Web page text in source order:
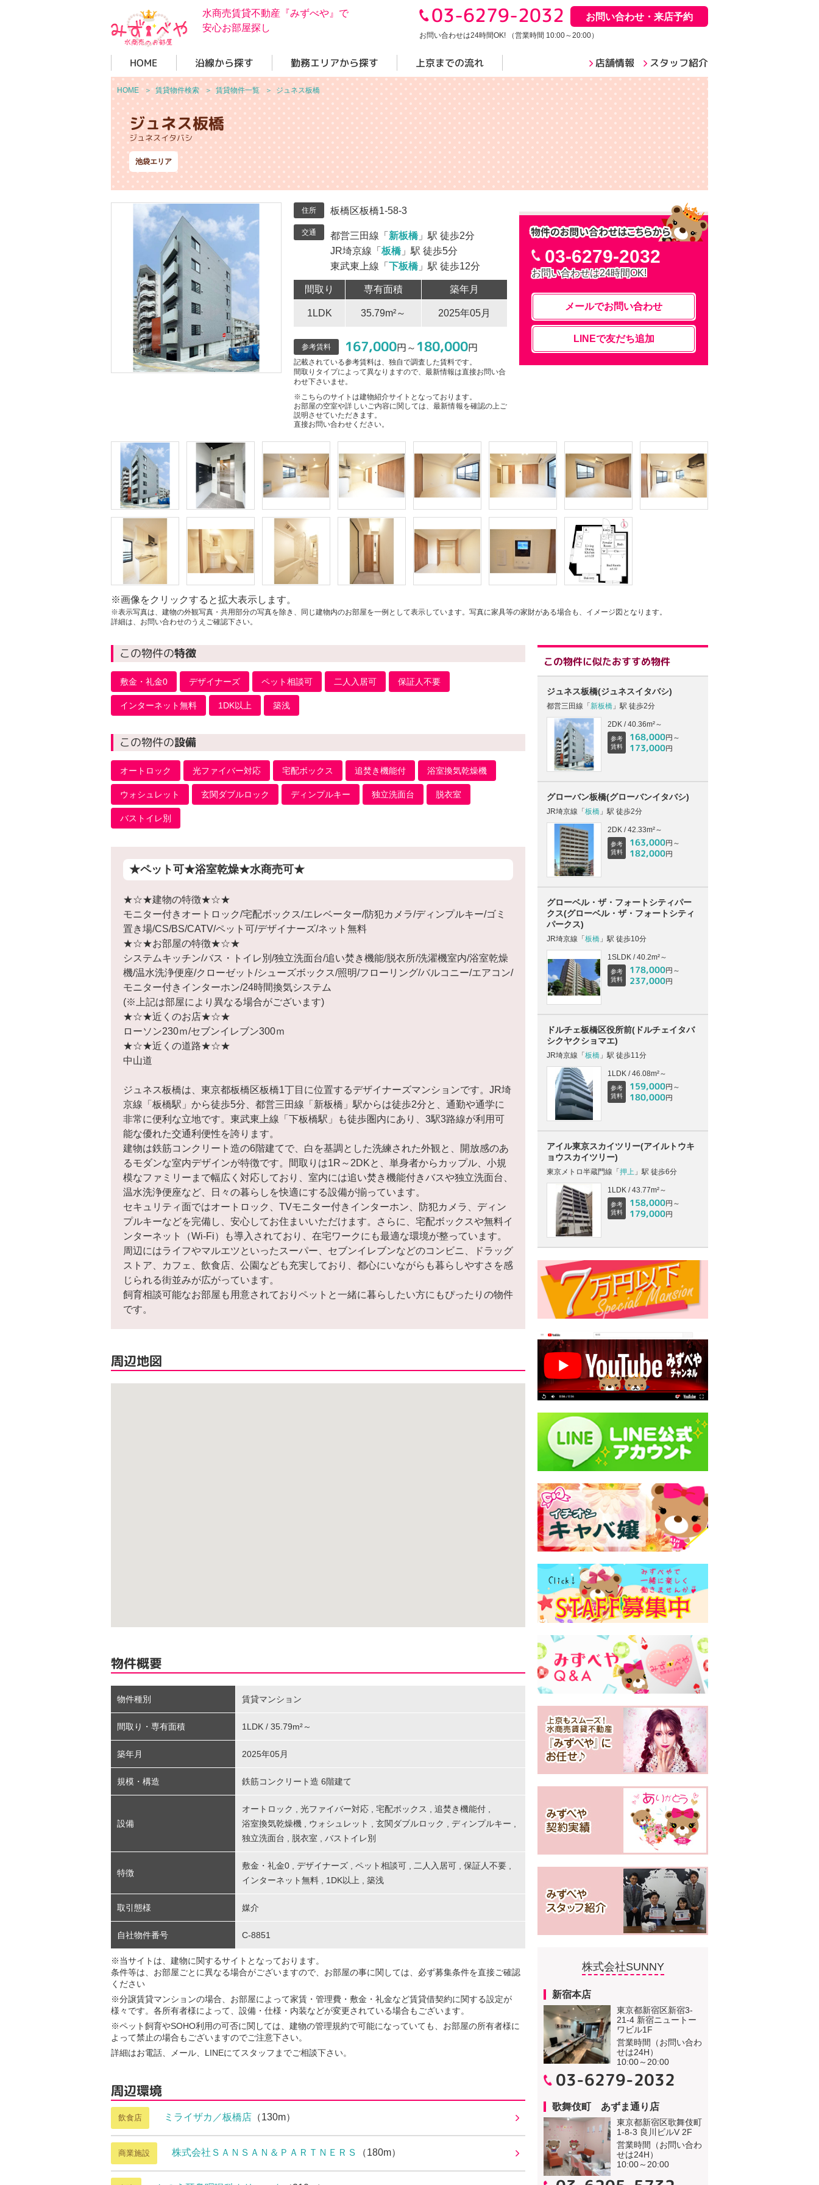
水商売賃貸不動産『みずべや』で
安心お部屋探し
03-6279-2032 お問い合わせ・来店予約
お問い合わせは24時間OK! （営業時間 10:00～20:00）
HOME 沿線から探す 勤務エリアから探す 上京までの流れ 店舗情報 スタッフ紹介
HOME ＞ 賃貸物件検索 ＞ 賃貸物件一覧 ＞ ジュネス板橋
ジュネス板橋
ジュネスイタバシ
池袋エリア
住所 板橋区板橋1-58-3
交通 都営三田線「 新板橋」駅 徒歩2分
JR埼京線「 板橋」駅 徒歩5分
東武東上線「 下板橋」駅 徒歩12分
間取り 専有面積 築年月
1LDK 35.79m²～ 2025年05月
参考賃料 167,000円～ 180,000円
記載されている参考賃料は、独自で調査した賃料です。
間取りタイプによって異なりますので、最新情報は直接お問い合
わせ下さいませ。
※こちらのサイトは建物紹介サイトとなっております。
お部屋の空室や詳しいご内容に関しては、最新情報を確認の上ご
説明させていただきます。
直接お問い合わせください。
03-6279-2032
お問い合わせは24時間OK!
メールでお問い合わせ
LINEで友だち追加
※画像をクリックすると拡大表示します。
※表示写真は、建物の外観写真・共用部分の写真を除き、同じ建物内のお部屋を一例として表示しています。写真に家具等の家財がある場合も、イメージ図となります。
詳細は、お問い合わせのうえご確認下さい。
この物件の特徴
敷金・礼金0 デザイナーズ ペット相談可 二人入居可 保証人不要
インターネット無料 1DK以上 築浅
この物件の設備
オートロック 光ファイバー対応 宅配ボックス 追焚き機能付 浴室換気乾燥機
ウォシュレット 玄関ダブルロック ディンプルキー 独立洗面台 脱衣室
バストイレ別
★ペット可★浴室乾燥★水商売可★
★☆★建物の特徴★☆★
モニター付きオートロック/宅配ボックス/エレベーター/防犯カメラ/ディンプルキー/ゴミ
置き場/CS/BS/CATV/ペット可/デザイナーズ/ネット無料
★☆★お部屋の特徴★☆★
システムキッチン/バス・トイレ別/独立洗面台/追い焚き機能/脱衣所/洗濯機室内/浴室乾燥
機/温水洗浄便座/クローゼット/シューズボックス/照明/フローリング/バルコニー/エアコン/
モニター付きインターホン/24時間換気システム
(※上記は部屋により異なる場合がございます)
★☆★近くのお店★☆★
ローソン230ｍ/セブンイレブン300ｍ
★☆★近くの道路★☆★
中山道
ジュネス板橋は、東京都板橋区板橋1丁目に位置するデザイナーズマンションです。JR埼
京線「板橋駅」から徒歩5分、都営三田線「新板橋」駅からは徒歩2分と、通勤や通学に
非常に便利な立地です。東武東上線「下板橋駅」も徒歩圏内にあり、3駅3路線が利用可
能な優れた交通利便性を誇ります。
建物は鉄筋コンクリート造の6階建てで、白を基調とした洗練された外観と、開放感のあ
るモダンな室内デザインが特徴です。間取りは1R～2DKと、単身者からカップル、小規
模なファミリーまで幅広く対応しており、室内には追い焚き機能付きバスや独立洗面台、
温水洗浄便座など、日々の暮らしを快適にする設備が揃っています。
セキュリティ面ではオートロック、TVモニター付きインターホン、防犯カメラ、ディン
プルキーなどを完備し、安心してお住まいいただけます。さらに、宅配ボックスや無料イ
ンターネット（Wi-Fi）も導入されており、在宅ワークにも最適な環境が整っています。
周辺にはライフやマルエツといったスーパー、セブンイレブンなどのコンビニ、ドラッグ
ストア、カフェ、飲食店、公園なども充実しており、都心にいながらも暮らしやすさを感
じられる街並みが広がっています。
飼育相談可能なお部屋も用意されておりペットと一緒に暮らしたい方にもぴったりの物件
です。
周辺地図
物件概要
物件種別 賃貸マンション
間取り・専有面積 1LDK / 35.79m²～
築年月 2025年05月
規模・構造 鉄筋コンクリート造 6階建て
設備
オートロック 光ファイバー対応 宅配ボックス 追焚き機能付
浴室換気乾燥機
ウォシュレット 玄関ダブルロック ディンプルキー
独立洗面台
脱衣室 バストイレ別
特徴
敷金・礼金0 デザイナーズ ペット相談可 二人入居可 保証人不要
インターネット無料
1DK以上 築浅
取引態様 媒介
自社物件番号 C-8851
※当サイトは、建物に関するサイトとなっております。
条件等は、お部屋ごとに異なる場合がございますので、お部屋の事に関しては、必ず募集条件を直接ご確認
ください
※分譲賃貸マンションの場合、お部屋によって家賃・管理費・敷金・礼金など賃貸借契約に関する設定が
様々です。各所有者様によって、設備・仕様・内装などが変更されている場合もございます。
※ペット飼育やSOHO利用の可否に関しては、建物の管理規約で可能になっていても、お部屋の所有者様に
よって禁止の場合もございますのでご注意下さい。
詳細はお電話、メール、LINEにてスタッフまでご相談下さい。
周辺環境
飲食店 ミライザカ／板橋店 （130m）
商業施設 株式会社ＳＡＮＳＡＮ＆ＰＡＲＴＮＥＲＳ （180m）
この物件に似たおすすめ物件
ジュネス板橋(ジュネスイタバシ)
都営三田線「新板橋 」駅 徒歩2分
2DK / 40.36m²～
参考
賃料
168,000円～
173,000円
グローバン板橋(グローバンイタバシ)
JR埼京線「板橋 」駅 徒歩2分
2DK / 42.33m²～
参考
賃料
163,000円～
182,000円
グローベル・ザ・フォートシティパー
クス(グローベル・ザ・フォートシティ
パークス)
JR埼京線「板橋 」駅 徒歩10分
1SLDK / 40.2m²～
参考
賃料
178,000円～
237,000円
ドルチェ板橋区役所前(ドルチェイタバ
シクヤクショマエ)
JR埼京線「板橋 」駅 徒歩11分
1LDK / 46.08m²～
参考
賃料
159,000円～
180,000円
アイル東京スカイツリー(アイルトウキ
ョウスカイツリー)
東京メトロ半蔵門線「押上 」駅 徒歩6分
1LDK / 43.77m²～
参考
賃料
158,000円～
179,000円
株式会社SUNNY
新宿本店
東京都新宿区新宿3-
21-4 新宿ニュートー
ワビル1F
営業時間（お問い合わ
せは24H）
10:00～20:00
03-6279-2032
歌舞伎町 あずま通り店
東京都新宿区歌舞伎町
1-8-3 良川ビルV 2F
営業時間（お問い合わ
せは24H）
10:00～20:00